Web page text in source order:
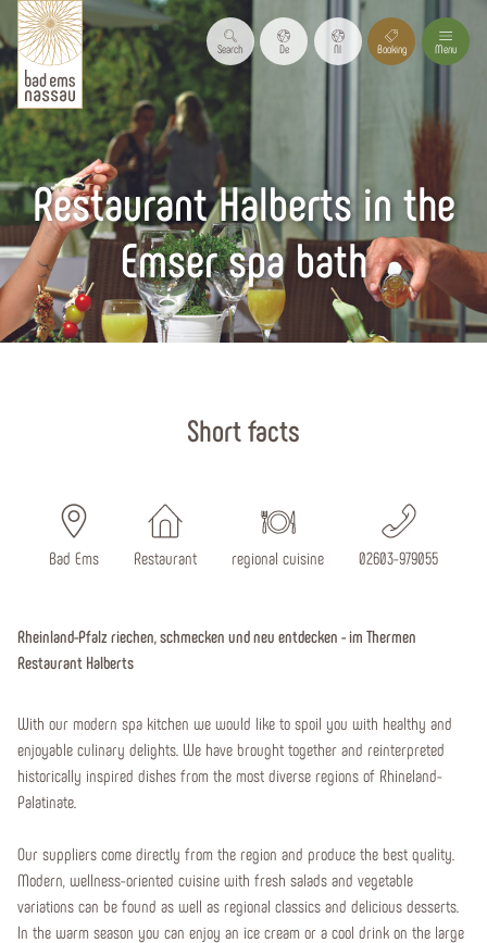
Search De Nl Booking Menu
Restaurant Halberts in the
Emser spa bath
Short facts
Bad Ems Restaurant regional cuisine 02603-979055
Rheinland-Pfalz riechen, schmecken und neu entdecken - im Thermen
Restaurant Halberts
With our modern spa kitchen we would like to spoil you with healthy and
enjoyable culinary delights. We have brought together and reinterpreted
historically inspired dishes from the most diverse regions of Rhineland-
Palatinate.
Our suppliers come directly from the region and produce the best quality.
Modern, wellness-oriented cuisine with fresh salads and vegetable
variations can be found as well as regional classics and delicious desserts.
In the warm season you can enjoy an ice cream or a cool drink on the large